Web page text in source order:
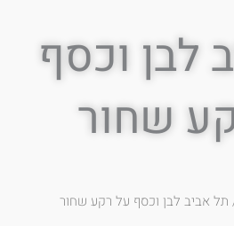
לבן וכסף
שחור
אביב לבן וכסף על רקע שחור